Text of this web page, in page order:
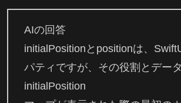
AIの回答
initialPositionとpositionは、
パティですが、その役割とデー
initialPosition